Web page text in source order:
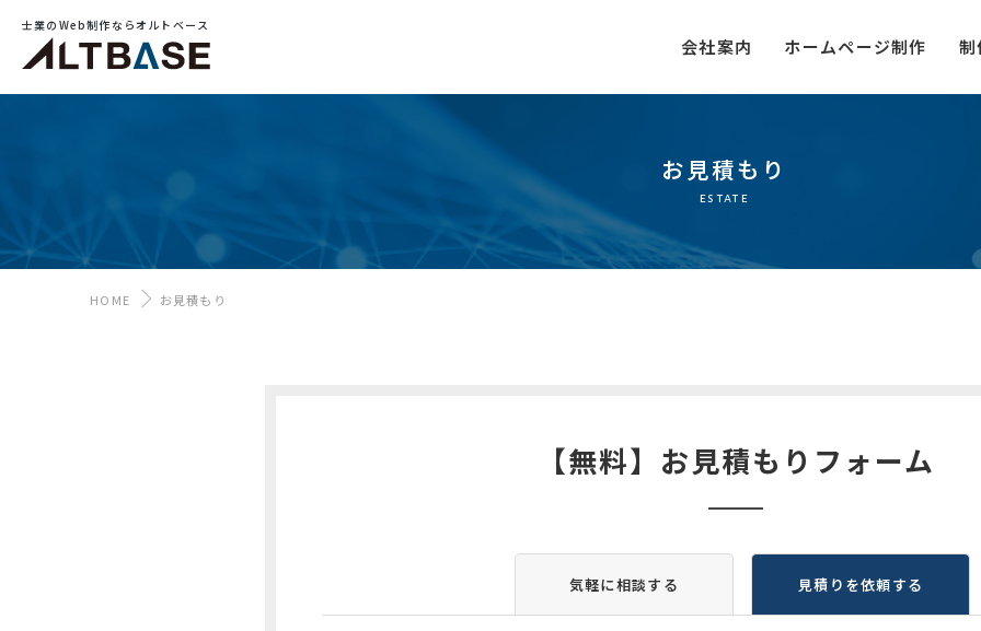
士業のWeb制作ならオルトベース
会社案内 ホームページ制作 制
お見積もり
estate
HOME お見積もり
【無料】お見積もりフォーム
気軽に相談する 見積りを依頼する